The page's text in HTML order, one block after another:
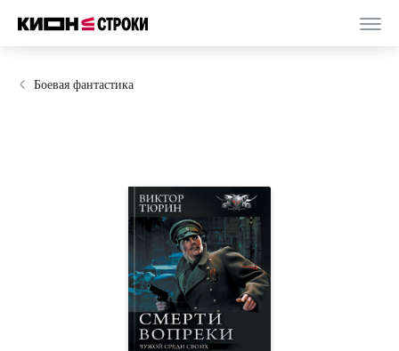
Боевая фантастика